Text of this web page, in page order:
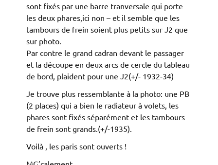
sont fixés par une barre tranversale qui porte
les deux phares,ici non – et il semble que les
tambours de frein soient plus petits sur J2 que
sur photo.
Par contre le grand cadran devant le passager
et la découpe en deux arcs de cercle du tableau
de bord, plaident pour une J2(+/- 1932-34)
Je trouve plus ressemblante à la photo: une PB
(2 places) qui a bien le radiateur à volets, les
phares sont fixés séparément et les tambours
de frein sont grands.(+/-1935).
Voilà , les paris sont ouverts !